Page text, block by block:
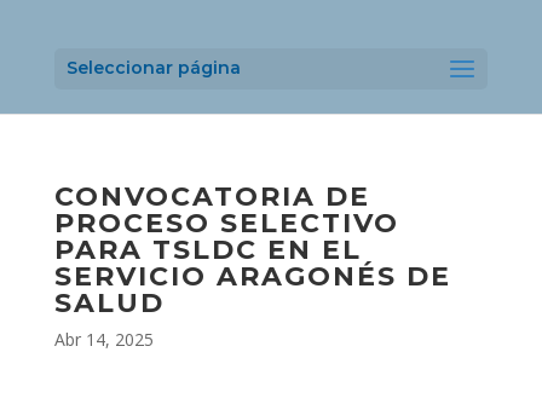
Seleccionar página
CONVOCATORIA DE
PROCESO SELECTIVO
PARA TSLDC EN EL
SERVICIO ARAGONÉS DE
SALUD
Abr 14, 2025